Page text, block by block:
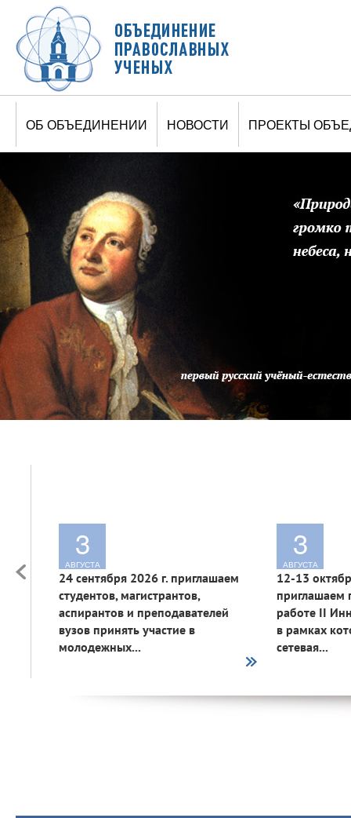
ОБ ОБЪЕДИНЕНИИ НОВОСТИ ПРОЕКТЫ
3
АВГУСТА
24 сентября 2026 г. приглашаем
студентов, магистрантов,
аспирантов и преподавателей
вузов принять участие в
молодежных...
3
АВГУСТА
12-13
приглашаем
работе II
в рамках
сетевая...